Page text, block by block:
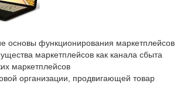
основы функционирования маркетплейсов
маркетплейсов как канала сбыта
маркетплейсов
организации, продвигающей товар